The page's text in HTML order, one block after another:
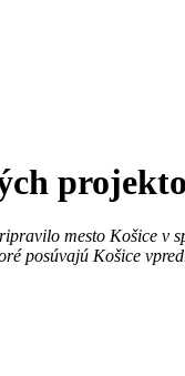
mesto Košice v
posúvajú Košice